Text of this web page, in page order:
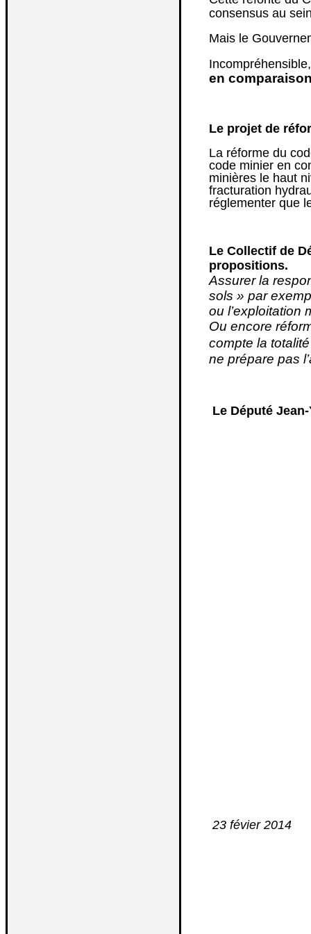
consensus au
Mais le
en
Le projet de
La réforme du
code minier en
minières le haut
fracturation
réglementer que
Le Collectif de
propositions.
Assurer la
sols » par
ou l’exploitation
Ou encore
compte la
ne prépare pas
Le Député
23 févier 2014